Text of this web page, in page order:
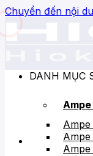
Chuyển đến nội
DANH MỤC
Ampe